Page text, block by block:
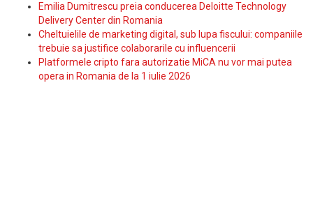
Emilia Dumitrescu preia conducerea Deloitte Technology
Delivery Center din Romania
Cheltuielile de marketing digital, sub lupa fiscului: companiile
trebuie sa justifice colaborarile cu influencerii
Platformele cripto fara autorizatie MiCA nu vor mai putea
opera in Romania de la 1 iulie 2026